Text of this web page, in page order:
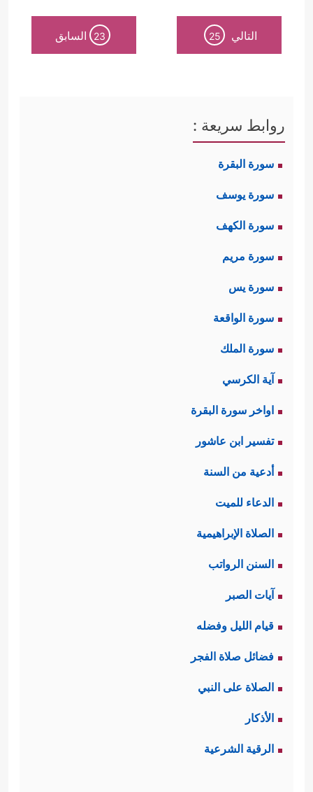
التالي 25
23 السابق
روابط سريعة :
سورة البقرة
سورة يوسف
سورة الكهف
سورة مريم
سورة يس
سورة الواقعة
سورة الملك
آية الكرسي
اواخر سورة البقرة
تفسير ابن عاشور
أدعية من السنة
الدعاء للميت
الصلاة الإبراهيمية
السنن الرواتب
آيات الصبر
قيام الليل وفضله
فضائل صلاة الفجر
الصلاة على النبي
الأذكار
الرقية الشرعية